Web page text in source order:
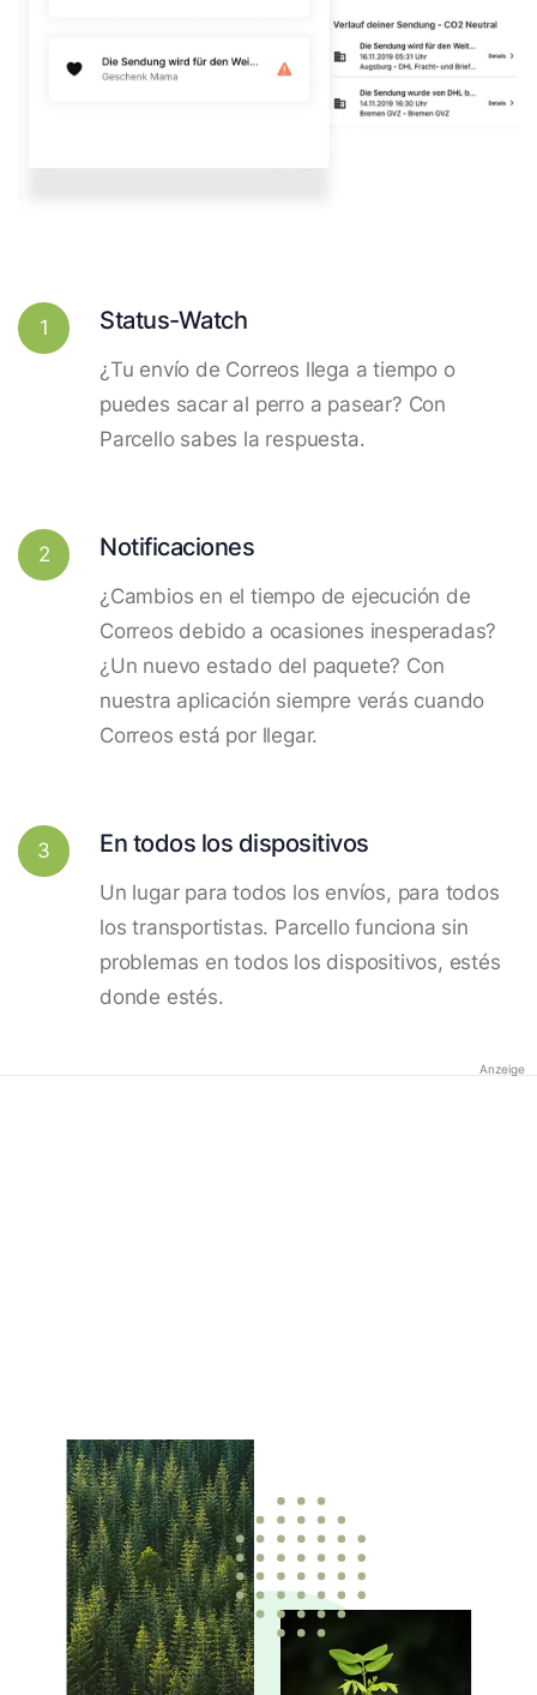
1 Status-Watch
¿Tu envío de Correos llega a tiempo o
puedes sacar al perro a pasear? Con
Parcello sabes la respuesta.
2 Notificaciones
¿Cambios en el tiempo de ejecución de
Correos debido a ocasiones inesperadas?
¿Un nuevo estado del paquete? Con
nuestra aplicación siempre verás cuando
Correos está por llegar.
3 En todos los dispositivos
Un lugar para todos los envíos, para todos
los transportistas. Parcello funciona sin
problemas en todos los dispositivos, estés
donde estés.
Anzeige